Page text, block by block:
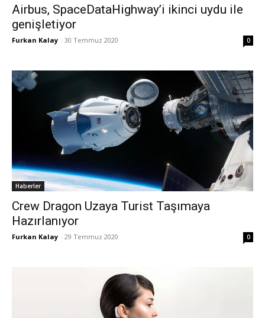
Airbus, SpaceDataHighway’i ikinci uydu ile
genişletiyor
Furkan Kalay - 30 Temmuz 2020 0
Haberler
Crew Dragon Uzaya Turist Taşımaya
Hazırlanıyor
Furkan Kalay - 29 Temmuz 2020 0